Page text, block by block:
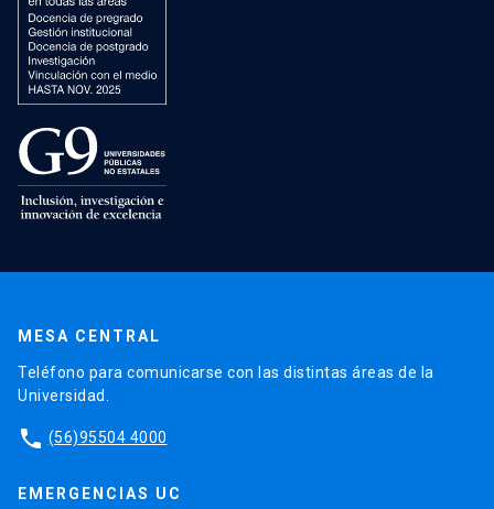
MESA CENTRAL
Teléfono para comunicarse con las distintas áreas de la
Universidad.
phone (56)95504 4000
EMERGENCIAS UC